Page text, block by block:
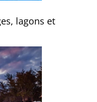
lagons et